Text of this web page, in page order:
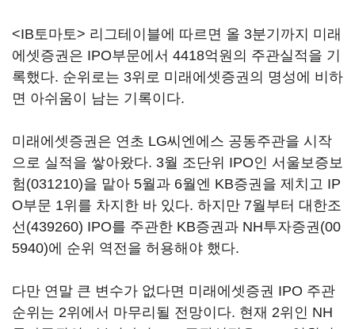
<IB토마토> 리그테이블에 따르면 올 3분기까지 미래
에셋증권은 IPO부문에서 4418억원의 주관실적을 기
록했다. 순위로는 3위로 미래에셋증권의 명성에 비하
면 아쉬움이 남는 기록이다.
미래에셋증권은 연초 LG씨엔에스 공동주관을 시작
으로 실적을 쌓아왔다. 3월 조단위 IPO인 서울보증보
험(031210)을 맡아 5월과 6월엔 KB증권을 제치고 IP
O부문 1위를 차지한 바 있다. 하지만 7월부터 대한조
선(439260) IPO를 주관한 KB증권과 NH투자증권(00
5940)에 순위 역전을 허용해야 했다.
다만 연말 큰 변수가 없다면 미래에셋증권 IPO 주관
순위는 2위에서 마무리될 전망이다. 현재 2위인 NH